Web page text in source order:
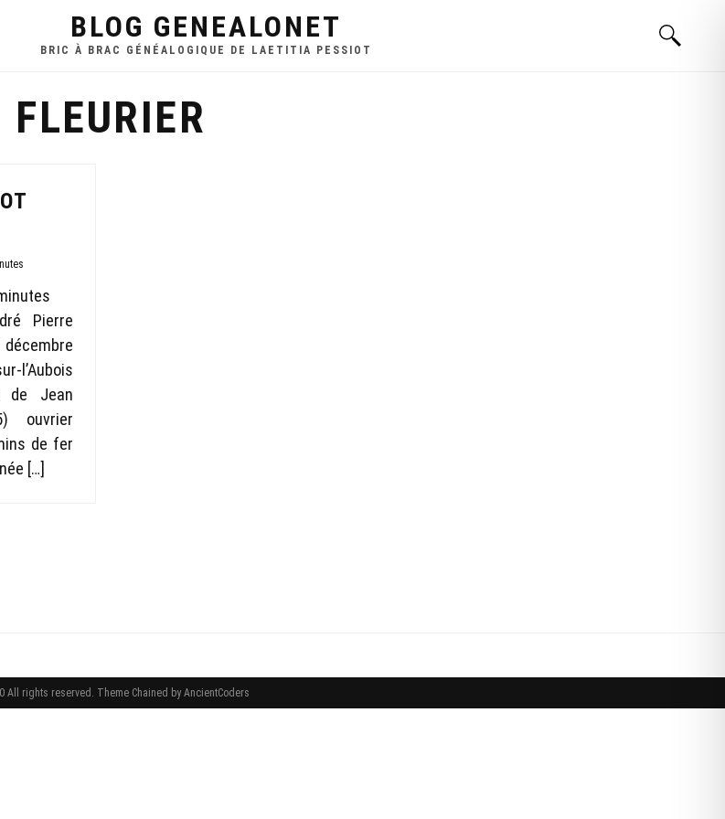
BLOG GENEALONET
BRIC À BRAC GÉNÉALOGIQUE DE LAETITIA PESSIOT
FLEURIER
Pierre
l’Aubois
Jean
ouvrier
de fer
[…]
All rights reserved. Theme Chained by AncientCoders